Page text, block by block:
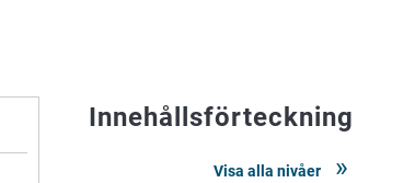
Innehållsförteckning
Visa alla nivåer